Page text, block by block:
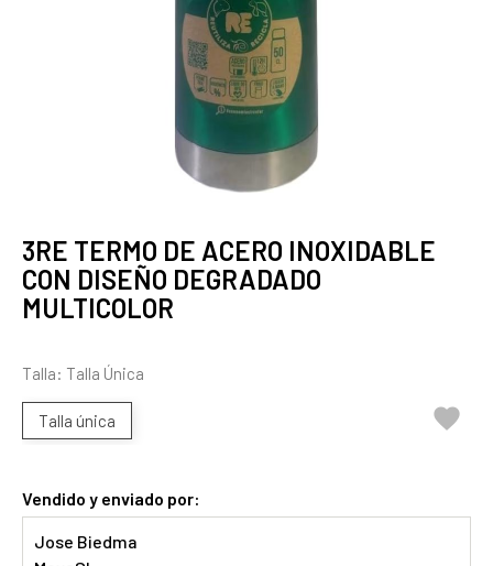
3RE TERMO DE ACERO INOXIDABLE
CON DISEÑO DEGRADADO
MULTICOLOR
Talla: Talla Única
Talla única 
Vendido y enviado por:
Jose Biedma